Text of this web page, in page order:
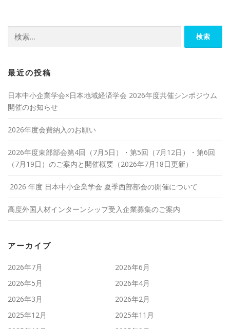
索:
最近の投稿
日本中小企業学会×日本地域経済学会 2026年度共催シンポジウム
開催のお知らせ
2026年度会費納入のお願い
2026年度東部部会第4回（7月5日）・第5回（7月12日）・第6回
（7月19日）のご案内と開催概要（2026年7月18日更新）
2026 年度 日本中小企業学会 夏季西部部会の開催について
高度外国人材インターンシップ受入企業募集のご案内
アーカイブ
2026年7月
2026年6月
2026年5月
2026年4月
2026年3月
2026年2月
2025年12月
2025年11月